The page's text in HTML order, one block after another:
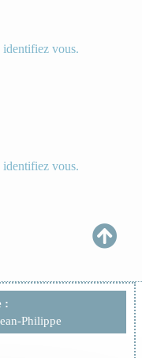
:
Philippe
vous.
vous.